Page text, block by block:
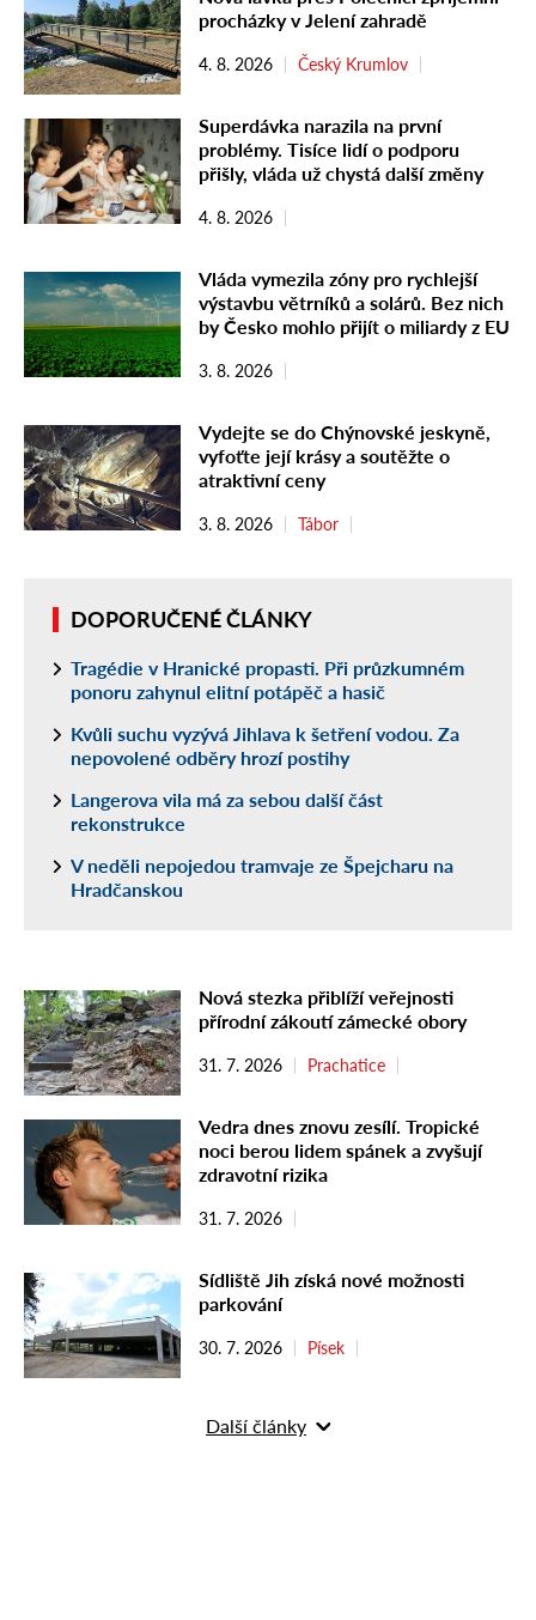
procházky v Jelení zahradě
4. 8. 2026 Český Krumlov
Superdávka narazila na první
problémy. Tisíce lidí o podporu
přišly, vláda už chystá další změny
4. 8. 2026
Vláda vymezila zóny pro rychlejší
výstavbu větrníků a solárů. Bez nich
by Česko mohlo přijít o miliardy z EU
3. 8. 2026
Vydejte se do Chýnovské jeskyně,
vyfoťte její krásy a soutěžte o
atraktivní ceny
3. 8. 2026 Tábor
DOPORUČENÉ ČLÁNKY
Tragédie v Hranické propasti. Při průzkumném
ponoru zahynul elitní potápěč a hasič
Kvůli suchu vyzývá Jihlava k šetření vodou. Za
nepovolené odběry hrozí postihy
Langerova vila má za sebou další část
rekonstrukce
V neděli nepojedou tramvaje ze Špejcharu na
Hradčanskou
Nová stezka přiblíží veřejnosti
přírodní zákoutí zámecké obory
31. 7. 2026 Prachatice
Vedra dnes znovu zesílí. Tropické
noci berou lidem spánek a zvyšují
zdravotní rizika
31. 7. 2026
Sídliště Jih získá nové možnosti
parkování
30. 7. 2026 Písek
Další články